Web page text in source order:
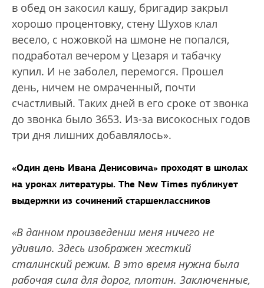
в обед он закосил кашу, бригадир закрыл
хорошо процентовку, стену Шухов клал
весело, с ножовкой на шмоне не попался,
подработал вечером у Цезаря и табачку
купил. И не заболел, перемогся. Прошел
день, ничем не омраченный, почти
счастливый. Таких дней в его сроке от звонка
до звонка было 3653. Из-за високосных годов
три дня лишних добавлялось».
«Один день Ивана Денисовича» проходят в школах
на уроках литературы. The New Times публикует
выдержки из сочинений старшеклассников
«В данном произведении меня ничего не
удивило. Здесь изображен жесткий
сталинский режим. В это время нужна была
рабочая сила для дорог, плотин. Заключенные,